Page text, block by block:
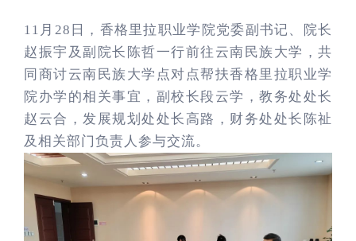
11月28日，香格里拉职业学院党委副书记、院长
赵振宇及副院长陈哲一行前往云南民族大学，共
同商讨云南民族大学点对点帮扶香格里拉职业学
院办学的相关事宜，副校长段云学，教务处处长
赵云合，发展规划处处长高路，财务处处长陈祉
及相关部门负责人参与交流。